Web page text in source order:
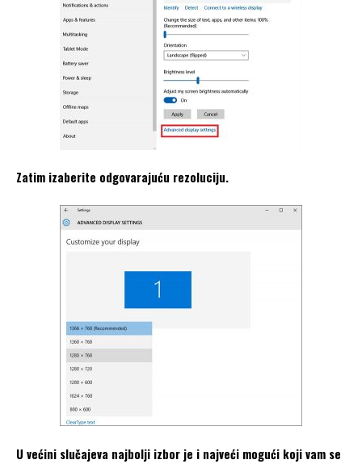
Zatim izaberite odgovarajuću rezoluciju.
U većini slučajeva najbolji izbor je i najveći mogući koji vam se